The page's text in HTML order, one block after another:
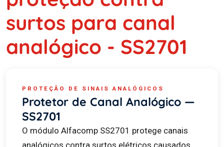
surtos para canal
analógico - SS2701
PROTEÇÃO DE SINAIS ANALÓGICOS
Protetor de Canal Analógico —
SS2701
O módulo Alfacomp SS2701 protege canais
analógicos contra surtos elétricos causados